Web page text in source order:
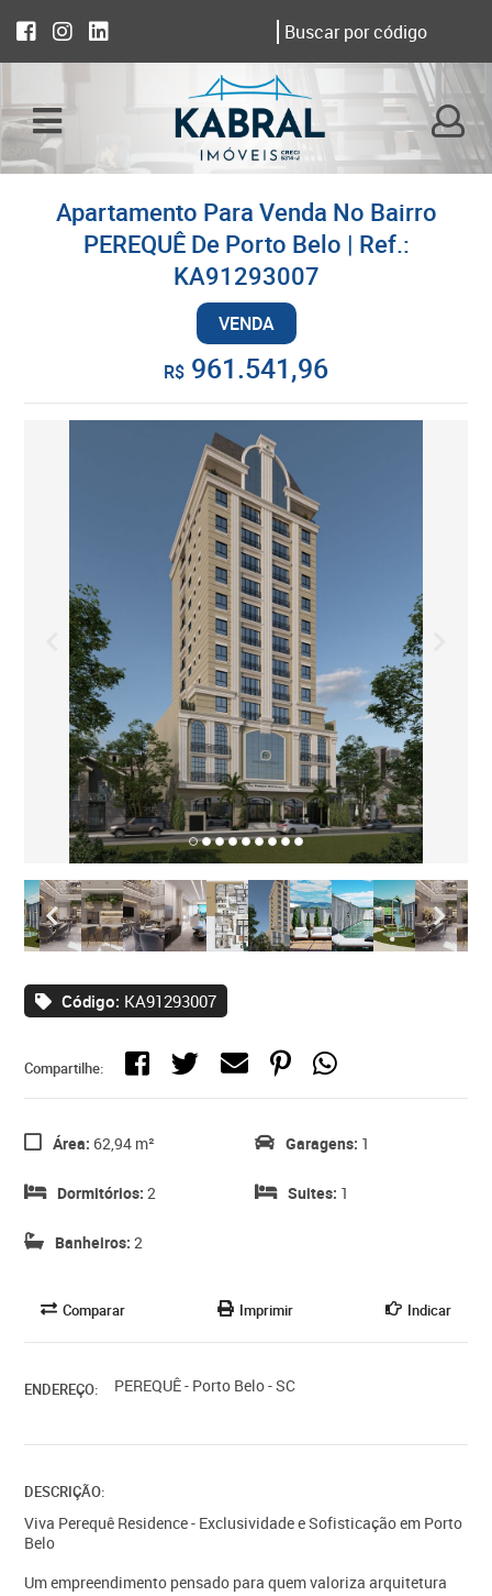
Apartamento Para Venda No Bairro
PEREQUÊ De Porto Belo | Ref.:
KA91293007
VENDA
R$ 961.541,96
Código: KA91293007
Compartilhe:
Área: 62,94 m²
Dormitórios: 2
Banheiros: 2
Garagens: 1
Suites: 1
Comparar Imprimir Indicar
ENDEREÇO: PEREQUÊ - Porto Belo - SC
DESCRIÇÃO:
Viva Perequê Residence - Exclusividade e Sofisticação em Porto
Belo
Um empreendimento pensado para quem valoriza arquitetura